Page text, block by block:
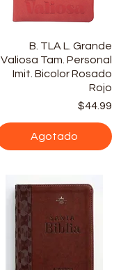
Vista rápida
B. TLA L. Grande
Valiosa Tam. Personal
Imit. Bicolor Rosado
Rojo
$44.99
Agotado